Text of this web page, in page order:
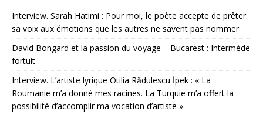
Interview. Sarah Hatimi : Pour moi, le poète accepte de prêter
sa voix aux émotions que les autres ne savent pas nommer
David Bongard et la passion du voyage – Bucarest : Intermède
fortuit
Interview. L’artiste lyrique Otilia Rădulescu İpek : « La
Roumanie m’a donné mes racines. La Turquie m’a offert la
possibilité d’accomplir ma vocation d’artiste »